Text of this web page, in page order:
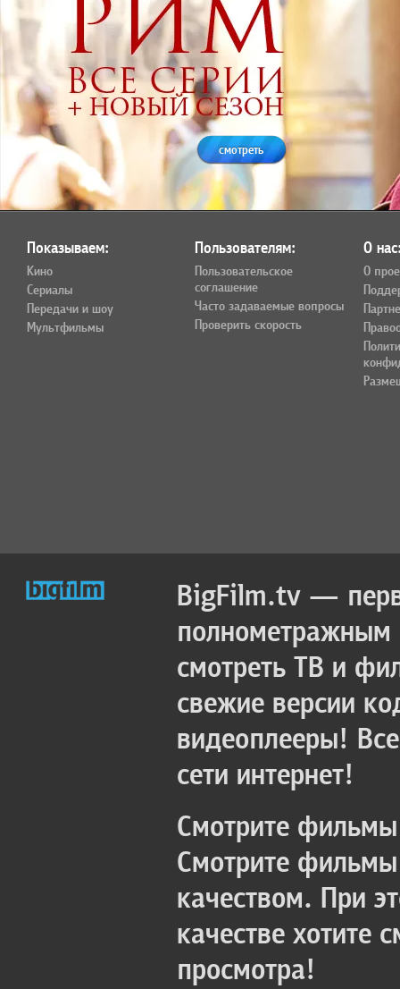
смотреть
Показываем:
Кино
Сериалы
Передачи и шоу
Мультфильмы
Пользователям:
Пользовательское
соглашение
Часто задаваемые вопросы
Проверить скорость
О
О
BigFilm.tv —
полнометражным
смотреть ТВ и
свежие версии
видеоплееры!
сети интернет!
Смотрите
Смотрите
качеством. При
качестве хотите
просмотра!